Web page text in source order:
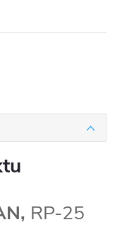
RP-25